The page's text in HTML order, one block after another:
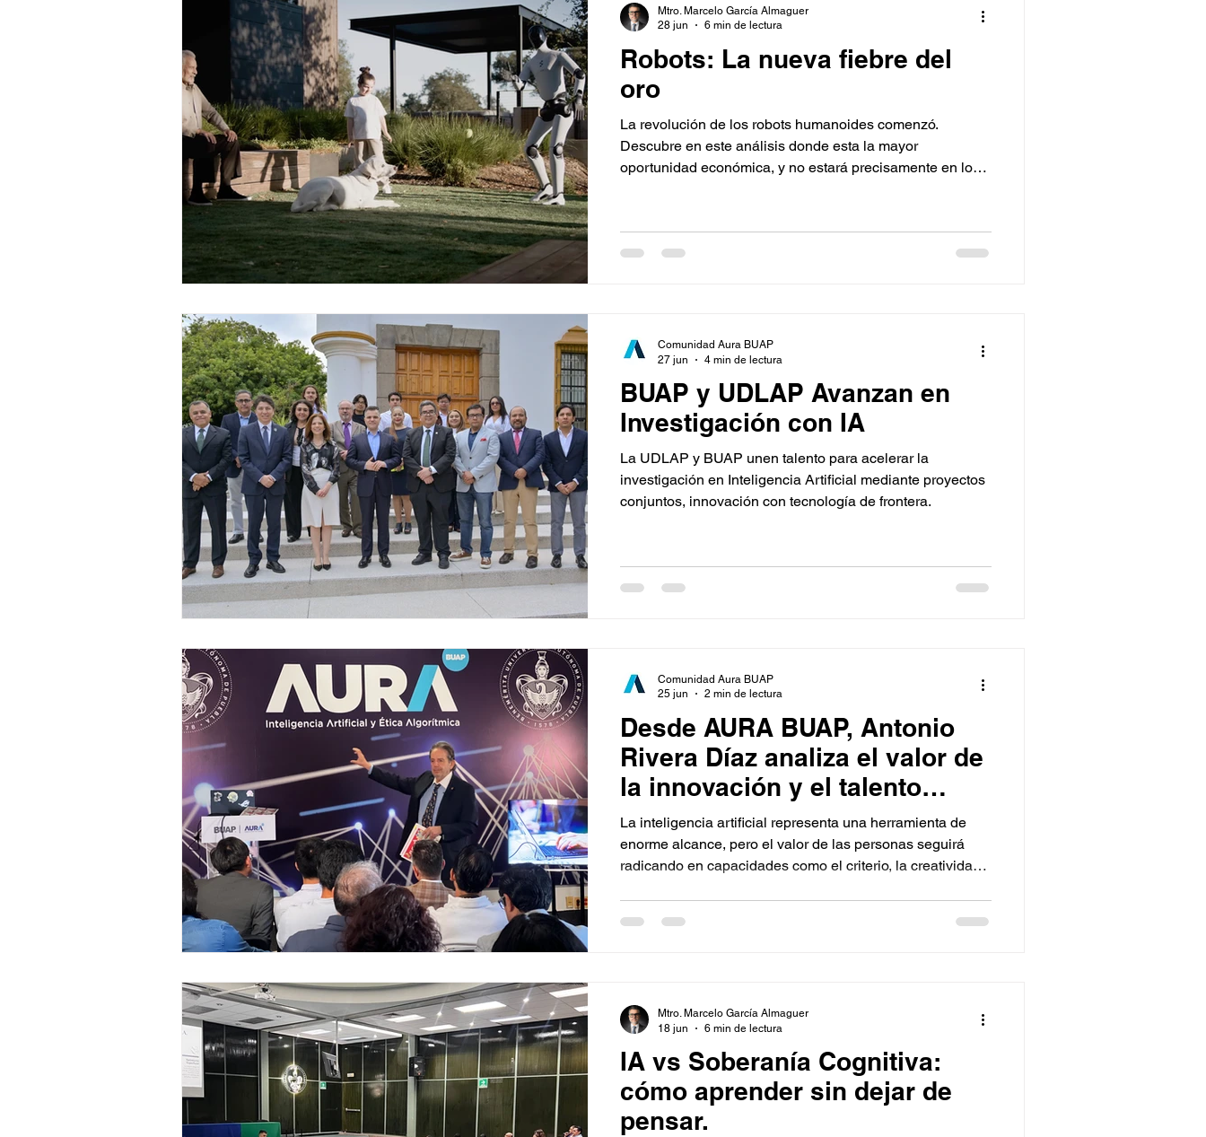
Robots: La nueva fiebre del
oro
La revolución de los robots humanoides comenzó.
Descubre en este análisis donde esta la mayor
oportunidad económica, y no estará precisamente en los
Mtro. Marcelo García Almaguer
28 jun
6 min de lectura
BUAP y UDLAP Avanzan en
Investigación con IA
La UDLAP y BUAP unen talento para acelerar la
investigación en Inteligencia Artificial mediante proyectos
conjuntos, innovación con tecnología de frontera.
Comunidad Aura BUAP
27 jun
4 min de lectura
Desde AURA BUAP, Antonio
Rivera Díaz analiza el valor de
la innovación y el talento
humano frente a la IA.
La inteligencia artificial representa una herramienta de
enorme alcance, pero el valor de las personas seguirá
radicando en capacidades como el criterio, la creatividad y
Comunidad Aura BUAP
25 jun
2 min de lectura
IA vs Soberanía Cognitiva:
cómo aprender sin dejar de
pensar.
Mtro. Marcelo García Almaguer
18 jun
6 min de lectura